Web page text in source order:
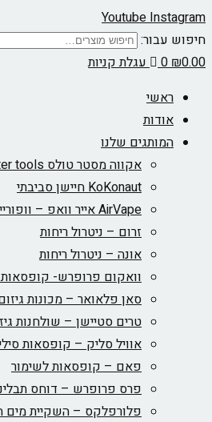
YoutubeInstagram
חיפוש עבור:
₪0.00
0
עגלת קניות
ראשי
אודות
המותגים שלנו
אקווה מסטר טולס Aqua Master tools
KoKonaut חיישן סביבתי
AirVape אייר וואפ – וופורייזר
זרום – ניטרול ריחות
אונה – ניטרול ריחות
וואקום פרופרש-
סאן פלאואר – מכונות
טרים סטיישן – שולחנות
אוויל סליק – קופסאות
פאם – קופסאות לשימור
פרס פרופרש – דוחס
פלורפלקס – השקיית מים